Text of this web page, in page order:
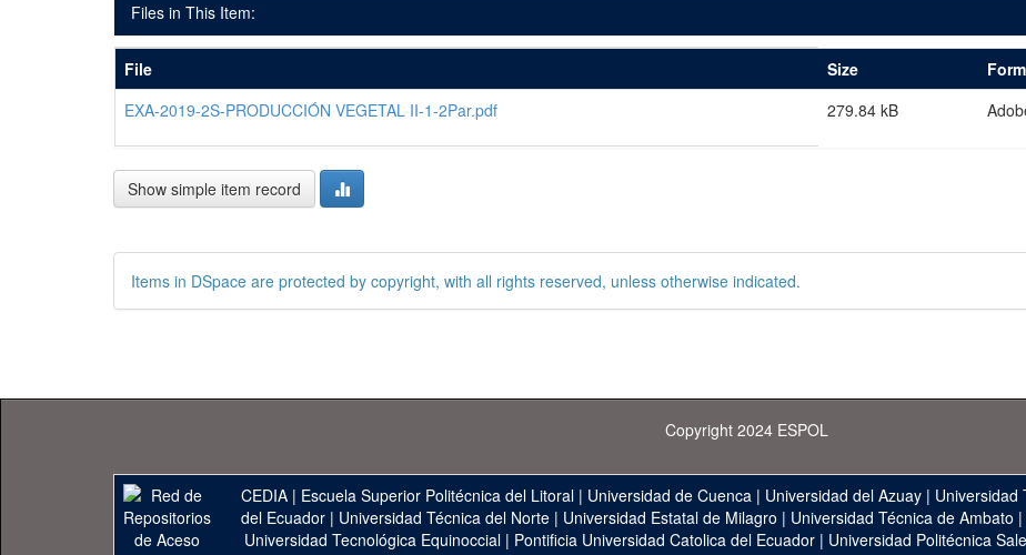
Files in This Item:
File Size
EXA-2019-2S-PRODUCCIÓN VEGETAL II-1-2Par.pdf
279.84 kB
Show simple item record
Items in DSpace are protected by copyright, with all rights reserved, unless otherwise indicated.
Copyright 2024 ESPOL
CEDIA | Escuela Superior Politécnica del Litoral | Universidad de Cuenca | Universidad del Azuay | Universidad
del Ecuador| Universidad Técnica del Norte| Universidad Estatal de Milagro | Universidad Técnica de Ambato |
Universidad Tecnológica Equinoccial| Pontificia Universidad Catolica del Ecuador| Universidad Politécnica